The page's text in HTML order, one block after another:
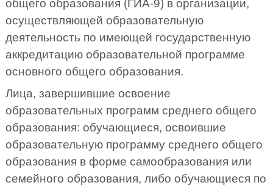
общего образования (ГИА-9) в организации,
осуществляющей образовательную
деятельность по имеющей государственную
аккредитацию образовательной программе
основного общего образования.
Лица, завершившие освоение
образовательных программ среднего общего
образования: обучающиеся, освоившие
образовательную программу среднего общего
образования в форме самообразования или
семейного образования, либо обучающиеся по